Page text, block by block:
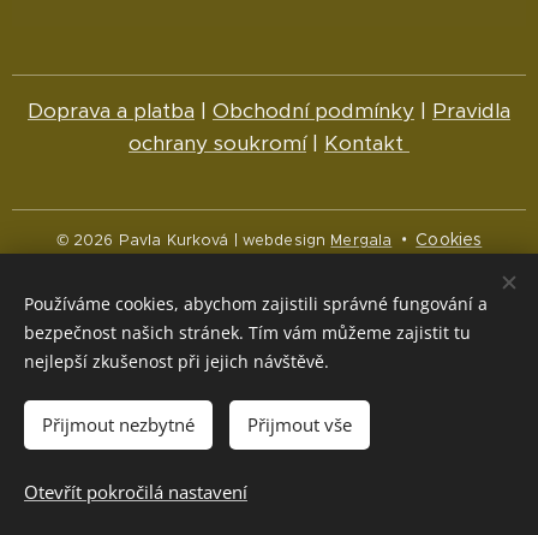
Vyprodáno
Doprava a platba | Obchodní podmínky | Pravidla
ochrany soukromí| Kontakt
© 2026 Pavla Kurková | webdesign Mergala Cookies
Čeština
English
Měna
CZK Kč
NOK kr EUR €
Používáme cookies, abychom zajistili správné fungování a
bezpečnost našich stránek. Tím vám můžeme zajistit tu
nejlepší zkušenost při jejich návštěvě.
Přijmout nezbytné Přijmout vše
Otevřít pokročilá nastavení